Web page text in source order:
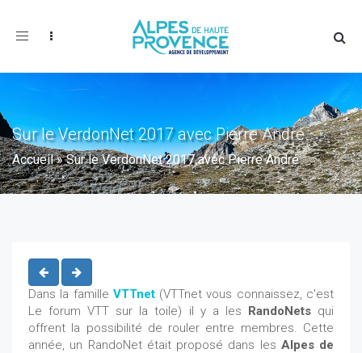
Toggle
Sur le VerdonNet 2017 avec Pierre André
Accueil»Sur le VerdonNet 2017 avec Pierre André
Dans la famille VTTnet(VTTnet vous connaissez, c'est
Le forum VTT sur la toile) il y a les RandoNetsqui
offrent la possibilité de rouler entre membres. Cette
année, un RandoNet était proposé dans les Alpes de